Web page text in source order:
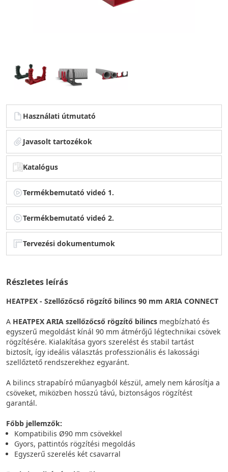
Használati útmutató
Javasolt tartozékok
Katalógus
Termékbemutató videó 1.
Termékbemutató videó 2.
Tervezési dokumentumok
Részletes leírás
HEATPEX - Szellőzőcső rögzítő bilincs 90 mm ARIA CONNECT
A HEATPEX ARIA szellőzőcső rögzítő bilincs megbízható és
egyszerű megoldást kínál 90 mm átmérőjű légtechnikai csövek
rögzítésére. Kialakítása gyors szerelést és stabil tartást
biztosít, így ideális választás professzionális és lakossági
szellőztető rendszerekhez egyaránt.
A bilincs strapabíró műanyagból készül, amely nem károsítja a
csöveket, miközben hosszú távú, biztonságos rögzítést
garantál.
Főbb jellemzők:
Kompatibilis Ø90 mm csövekkel
Gyors, pattintós rögzítési megoldás
Egyszerű szerelés két csavarral